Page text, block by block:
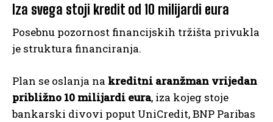
Iza svega stoji kredit od 10 milijardi eura
Posebnu pozornost financijskih tržišta privukla
je struktura financiranja.
Plan se oslanja na kreditni aranžman vrijedan
približno 10 milijardi eura, iza kojeg stoje
bankarski divovi poput UniCredit, BNP Paribas